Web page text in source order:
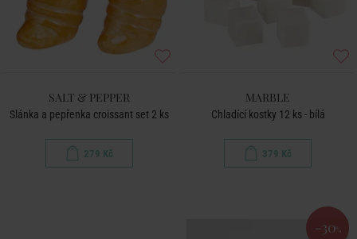
SALT & PEPPER
Slánka a pepřenka croissant set 2 ks
279 Kč
MARBLE
Chladící kostky 12 ks - bílá
379 Kč
-30 %